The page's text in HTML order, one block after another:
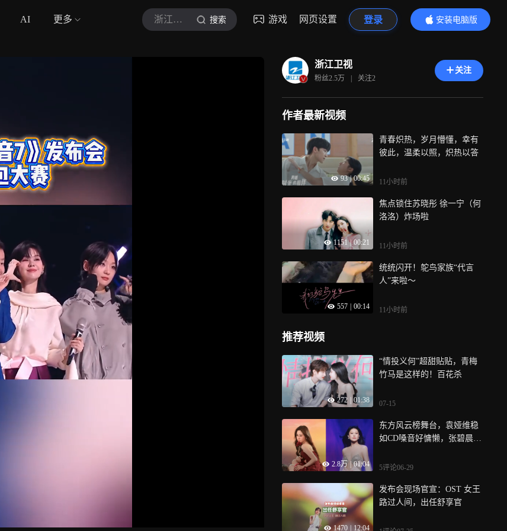
AI 更多 浙江卫视 搜索 游戏 网页设置 登录
安装电脑版
内容更精彩
浙江卫视
粉丝2.5万 | 关注2
关注
作者最新视频
93 | 00:45
青春炽热，岁月懵懂，幸有
彼此，温柔以照，炽热以答
11小时前
1151 | 00:21
焦点锁住苏晓彤 徐一宁（何
洛洛）炸场啦
11小时前
557 00:14
统统闪开！鸵鸟家族“代言
人”来啦～
11小时前
推荐视频
272 01:38
“情投义何”超甜贴贴，青梅
竹马是这样的！百花杀
07-15
2.8万 01:04
东方风云榜舞台，袁娅维稳
如CD嗓音好慵懒，张碧晨开
5评论06-29
1470 12:04
发布会现场官宣：‌OST 女王
路过人间，出任舒享官